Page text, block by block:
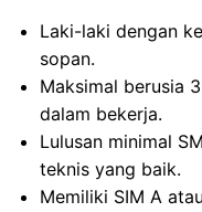
Laki-laki dengan
sopan.
Maksimal berusia
dalam bekerja.
Lulusan minimal
teknis yang baik.
Memiliki SIM A